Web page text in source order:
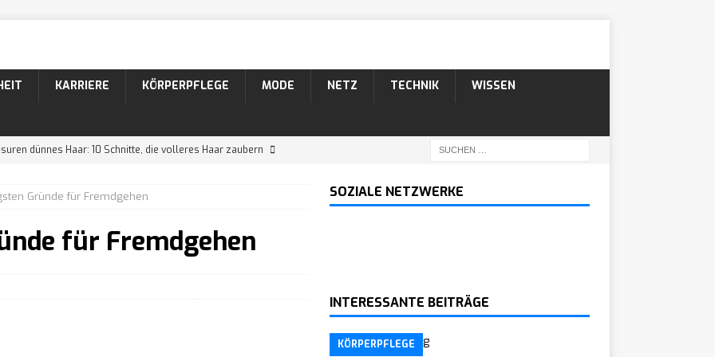
KARRIERE KÖRPERPFLEGE MODE NETZ TECHNIK WISSEN
dünnes Haar: 10 Schnitte, die volleres Haar zaubern
Männer: 10 coole Varianten für lockiges Haar
KÖRPERPFLEGE
Gründe für Fremdgehen
für Fremdgehen
SOZIALE NETZWERKE
INTERESSANTE BEITRÄGE
KÖRPERPFLEGE